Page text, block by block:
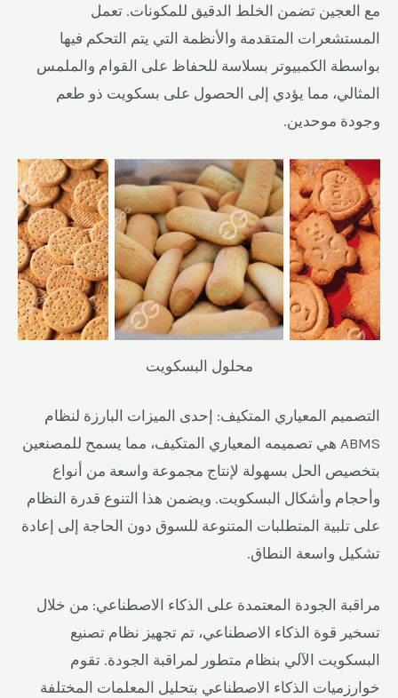
مع العجين تضمن الخلط الدقيق للمكونات. تعمل
المستشعرات المتقدمة والأنظمة التي يتم التحكم فيها
بواسطة الكمبيوتر بسلاسة للحفاظ على القوام والملمس
المثالي، مما يؤدي إلى الحصول على بسكويت ذو طعم
وجودة موحدين.
محلول البسكويت
التصميم المعياري المتكيف: إحدى الميزات البارزة لنظام
ABMS هي تصميمه المعياري المتكيف، مما يسمح للمصنعين
بتخصيص الحل بسهولة لإنتاج مجموعة واسعة من أنواع
وأحجام وأشكال البسكويت. ويضمن هذا التنوع قدرة النظام
على تلبية المتطلبات المتنوعة للسوق دون الحاجة إلى إعادة
تشكيل واسعة النطاق.
مراقبة الجودة المعتمدة على الذكاء الاصطناعي: من خلال
تسخير قوة الذكاء الاصطناعي، تم تجهيز نظام تصنيع
البسكويت الآلي بنظام متطور لمراقبة الجودة. تقوم
خوارزميات الذكاء الاصطناعي بتحليل المعلمات المختلفة